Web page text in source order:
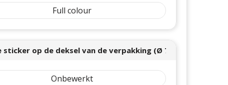
Full colour
sticker op de deksel van de verpakking (Ø 74mm) - full
Onbewerkt